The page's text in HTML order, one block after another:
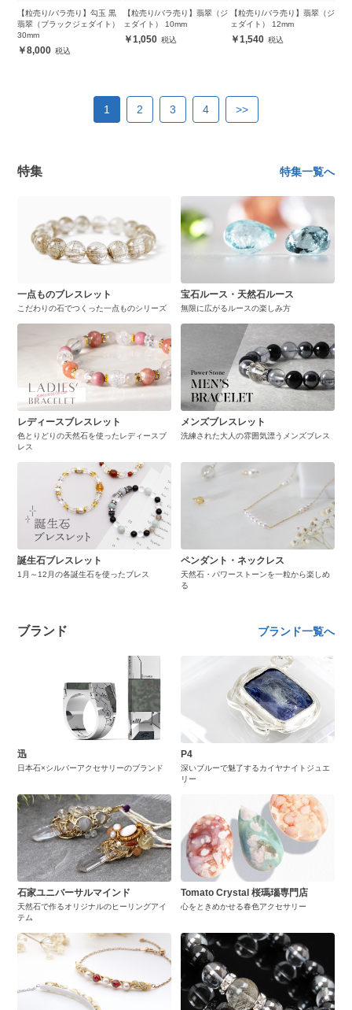
【粒売り/バラ売り】勾玉 黒
翡翠（ブラックジェダイト）
30mm
8,000
【粒売り/バラ売り】翡翠（ジ
ェダイト） 10mm
1,050
【粒売り/バラ売り】翡翠（ジ
ェダイト） 12mm
1,540
1 2 3 4 >>
特集 特集一覧へ
一点ものブレスレット
こだわりの石でつくった一点ものシリーズ
宝石ルース・天然石ルース
無限に広がるルースの楽しみ方
レディースブレスレット
色とりどりの天然石を使ったレディースブ
レス
メンズブレスレット
洗練された大人の雰囲気漂うメンズブレス
誕生石ブレスレット
1月～12月の各誕生石を使ったブレス
ペンダント・ネックレス
天然石・パワーストーンを一粒から楽しめ
る
ブランド ブランド一覧へ
迅
日本石×シルバーアクセサリーのブランド
P4
深いブルーで魅了するカイヤナイトジュエ
リー
石家ユニバーサルマインド
天然石で作るオリジナルのヒーリングアイ
テム
Tomato Crystal 桜瑪瑙専門店
心をときめかせる春色アクセサリー